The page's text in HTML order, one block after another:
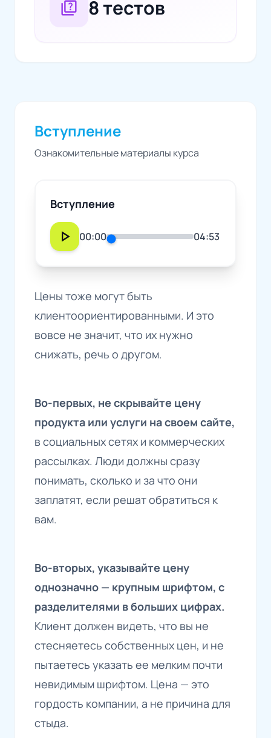
quiz 8 тестов
Вступление
Ознакомительные материалы курса
Вступление
play_arrow 00:00 04:53
Цены тоже могут быть
клиентоориентированными. И это
вовсе не значит, что их нужно
снижать, речь о другом.
Во-первых, не скрывайте цену
продукта или услуги на своем сайте,
в социальных сетях и коммерческих
рассылках. Люди должны сразу
понимать, сколько и за что они
заплатят, если решат обратиться к
вам.
Во-вторых, указывайте цену
однозначно — крупным шрифтом, с
разделителями в больших цифрах.
Клиент должен видеть, что вы не
стесняетесь собственных цен, и не
пытаетесь указать ее мелким почти
невидимым шрифтом. Цена — это
гордость компании, а не причина для
стыда.